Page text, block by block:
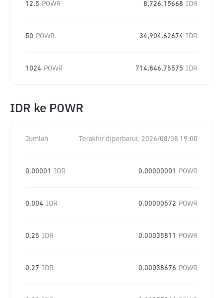
12.5 POWR 8,726.15668 IDR
50 POWR 34,904.62674 IDR
1024 POWR 714,846.75575 IDR
IDR ke POWR
Jumlah Terakhir diperbarui: 2026/08/08 19:00
0.00001 IDR 0.00000001 POWR
0.004 IDR 0.00000572 POWR
0.25 IDR 0.00035811 POWR
0.27 IDR 0.00038676 POWR